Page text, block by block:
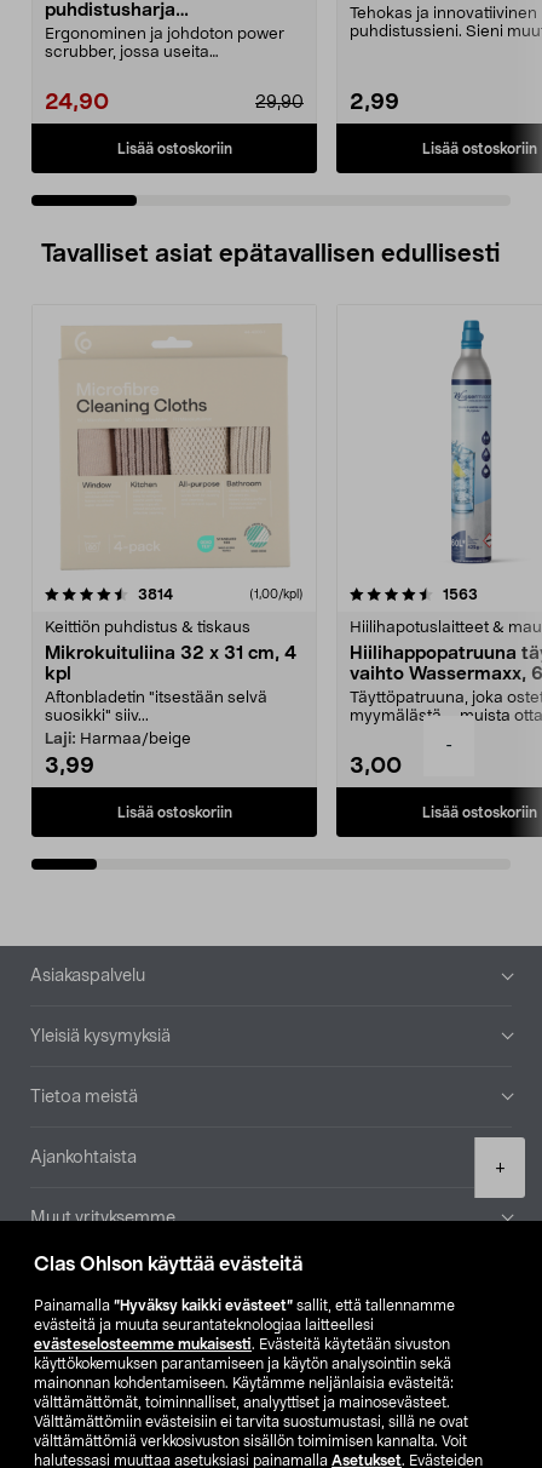
Clas Ohlson käyttää evästeitä
Painamalla ”Hyväksy kaikki evästeet” sallit, että tallennamme
evästeitä ja muuta seurantateknologiaa laitteellesi
evästeselosteemme mukaisesti. Evästeitä käytetään sivuston
käyttökokemuksen parantamiseen ja käytön analysointiin sekä
mainonnan kohdentamiseen. Käytämme neljänlaisia evästeitä:
välttämättömät, toiminnalliset, analyyttiset ja mainosevästeet.
Välttämättömiin evästeisiin ei tarvita suostumustasi, sillä ne ovat
välttämättömiä verkkosivuston sisällön toimimisen kannalta. Voit
halutessasi muuttaa asetuksiasi painamalla Asetukset. Evästeiden
-
+
puhdistusharja
kylpyhuoneeseen ja keittiöön
Ergonominen ja johdoton power
scrubber, jossa useita
24,90 29,90
Lisää ostoskoriin
Tehokas ja innovatiivinen
puhdistussieni. Sieni
2,99
Lisää ostoskoriin
Tavalliset asiat epätavallisen edullisesti
3814arvostelut (1,00/kpl)
Keittiön puhdistus & tiskaus
Mikrokuituliina 32 x 31 cm, 4
kpl
Aftonbladetin "itsestään selvä
suosikki" siiv...
Laji: Harmaa/beige
3,99
Lisää ostoskoriin
4.5viidestä
1563
Hiilihapotuslaitteet &
Hiilihappopatruuna
vaihto Wassermaxx,
Täyttöpatruuna, joka
myymälästä – muista
3,00
Lisää ostoskoriin
4.5viidestä
Alatunniste
Asiakaspalvelu
Yleisiä kysymyksiä
Tietoa meistä
Ajankohtaista
Muut yrityksemme
Etsi myymälä
SE NO FI
FI SV